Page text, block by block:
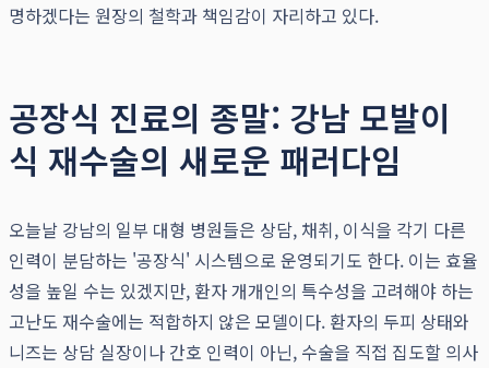
명하겠다는 원장의 철학과 책임감이 자리하고 있다.
공장식 진료의 종말: 강남 모발이
식 재수술의 새로운 패러다임
오늘날 강남의 일부 대형 병원들은 상담, 채취, 이식을 각기 다른
인력이 분담하는 '공장식' 시스템으로 운영되기도 한다. 이는 효율
성을 높일 수는 있겠지만, 환자 개개인의 특수성을 고려해야 하는
고난도 재수술에는 적합하지 않은 모델이다. 환자의 두피 상태와
니즈는 상담 실장이나 간호 인력이 아닌, 수술을 직접 집도할 의사